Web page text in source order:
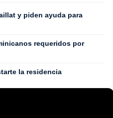
y piden ayuda para
requeridos por
la residencia